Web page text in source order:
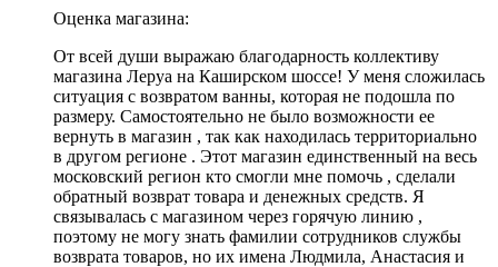
Оценка магазина:
От всей души выражаю благодарность коллективу
магазина Леруа на Каширском шоссе! У меня сложилась
ситуация с возвратом ванны, которая не подошла по
размеру. Самостоятельно не было возможности ее
вернуть в магазин , так как находилась территориально
в другом регионе . Этот магазин единственный на весь
московский регион кто смогли мне помочь , сделали
обратный возврат товара и денежных средств. Я
связывалась с магазином через горячую линию ,
поэтому не могу знать фамилии сотрудников службы
возврата товаров, но их имена Людмила, Анастасия и